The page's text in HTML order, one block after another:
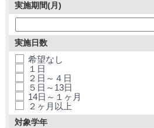
実施期間(月)
実施日数
希望なし
１日
２日～４日
５日～13日
14日～１ヶ月
２ヶ月以上
対象学年